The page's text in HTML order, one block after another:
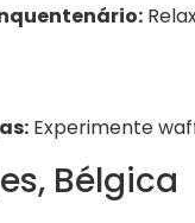
Experimente
Bélgica